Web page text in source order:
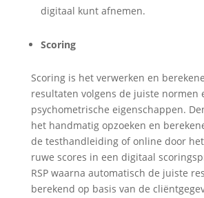
digitaal kunt afnemen.
Scoring
Scoring is het verwerken en
resultaten volgens de juiste normen
psychometrische eigenschappen.
het handmatig opzoeken en
de testhandleiding of online door
ruwe scores in een digitaal
RSP waarna automatisch de juiste
berekend op basis van de